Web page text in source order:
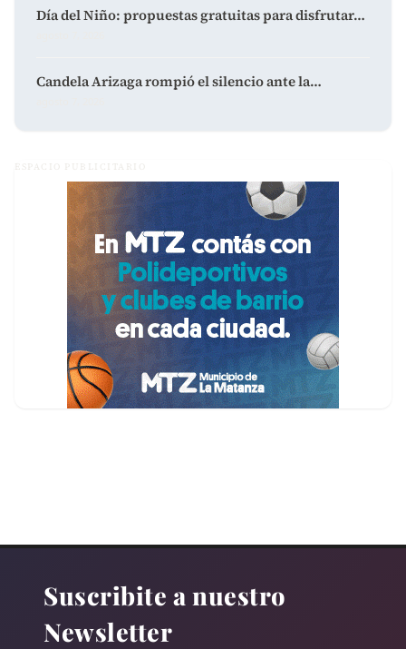
Día del Niño: propuestas gratuitas para disfrutar…
Candela Arizaga rompió el silencio ante la…
ESPACIO PUBLICITARIO
Suscribite a nuestro
Newsletter